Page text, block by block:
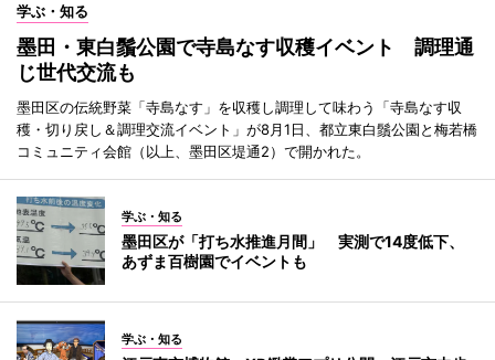
学ぶ・知る
墨田・東白鬚公園で寺島なす収穫イベント 調理通
じ世代交流も
墨田区の伝統野菜「寺島なす」を収穫し調理して味わう「寺島なす収
穫・切り戻し＆調理交流イベント」が8月1日、都立東白鬚公園と梅若橋
コミュニティ会館（以上、墨田区堤通2）で開かれた。
学ぶ・知る
墨田区が「打ち水推進月間」 実測で14度低下、
あずま百樹園でイベントも
学ぶ・知る